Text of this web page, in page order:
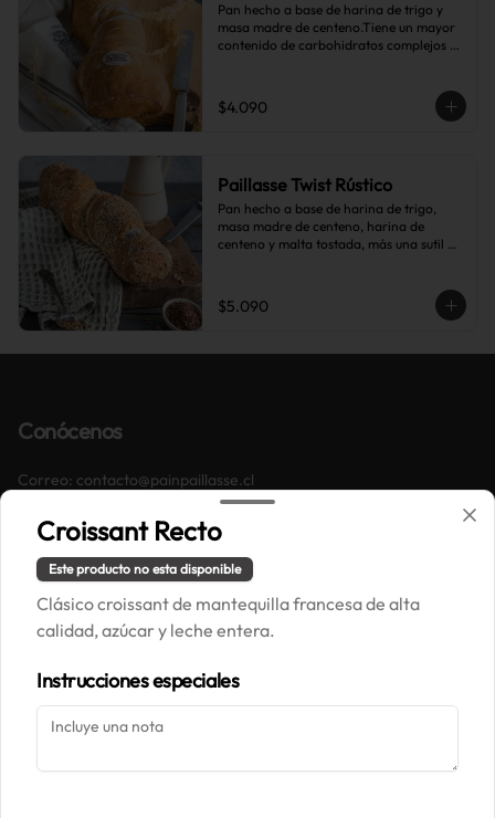
Pan hecho a base de harina de trigo y
masa madre de centeno.Tiene un mayor
contenido de carbohidratos complejos
$4.090
Paillasse Twist Rústico
Pan hecho a base de harina de trigo,
masa madre de centeno, harina de
centeno y malta tostada, más una sutil
tostado y frutos secos.
$5.090
Conócenos
Correo: contacto@painpaillasse.cl
Política de privacidad
Redes sociales
Instagram
Mi cuenta
Iniciar sesión
Croissant Recto
Este producto no esta disponible
Clásico croissant de mantequilla francesa de alta
calidad, azúcar y leche entera.
Instrucciones especiales